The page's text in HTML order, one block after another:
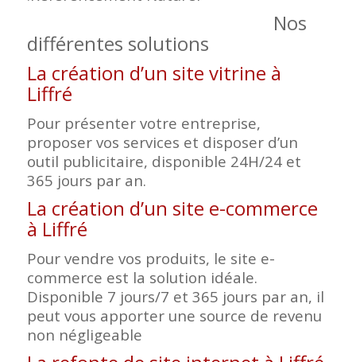
Nos
différentes solutions
La création d’un site vitrine à
Liffré
Pour présenter votre entreprise,
proposer vos services et disposer d’un
outil publicitaire, disponible 24H/24 et
365 jours par an.
La création d’un site e-commerce
à Liffré
Pour vendre vos produits, le site e-
commerce est la solution idéale.
Disponible 7 jours/7 et 365 jours par an, il
peut vous apporter une source de revenu
non négligeable